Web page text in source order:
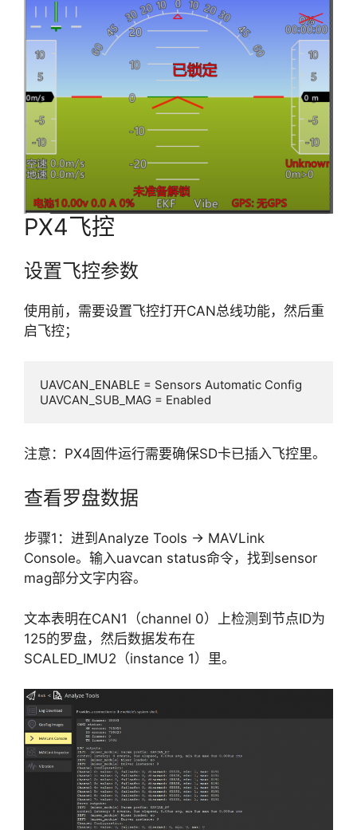
PX4飞控
设置飞控参数
使用前，需要设置飞控打开CAN总线功能，然后重
启飞控；
UAVCAN_ENABLE = Sensors Automatic Config
UAVCAN_SUB_MAG = Enabled
注意：PX4固件运行需要确保SD卡已插入飞控里。
查看罗盘数据
步骤1：进到Analyze Tools -> MAVLink
Console。输入uavcan status命令，找到sensor
mag部分文字内容。
文本表明在CAN1（channel 0）上检测到节点ID为
125的罗盘，然后数据发布在
SCALED_IMU2（instance 1）里。